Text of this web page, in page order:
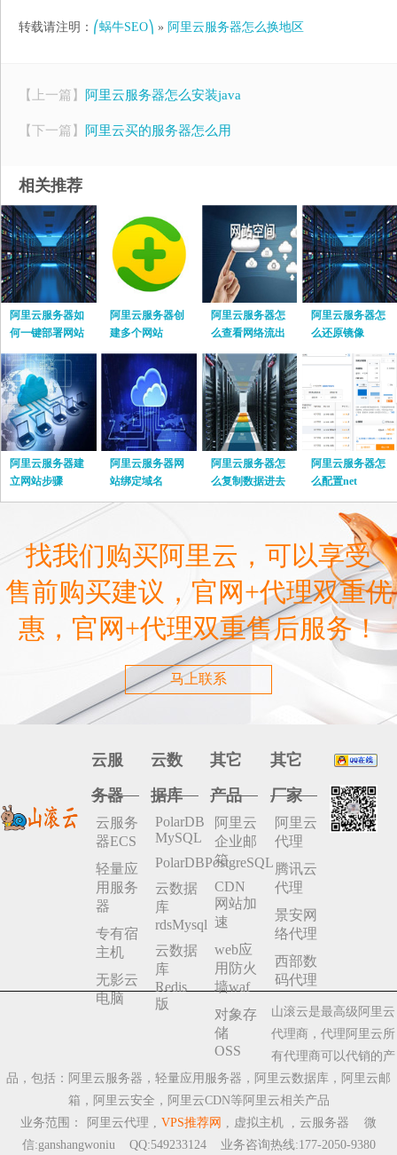
转载请注明： ⎛蜗牛SEO⎞ » 阿里云服务器怎么换地区
【上一篇】 阿里云服务器怎么安装java
【下一篇】 阿里云买的服务器怎么用
相关推荐
阿里云服务器如
何一键部署网站
阿里云服务器创
建多个网站
阿里云服务器怎
么查看网络流出
流量
阿里云服务器怎
么还原镜像
阿里云服务器建
立网站步骤
阿里云服务器网
站绑定域名
阿里云服务器怎
么复制数据进去
阿里云服务器怎
么配置net
找我们购买阿里云，可以享受
售前购买建议，官网+代理双重优
惠，官网+代理双重售后服务！
马上联系
云服
务器
云服务
器ECS
轻量应
用服务
器
专有宿
主机
无影云
电脑
云数
据库
PolarDB
MySQL
PolarDBPostgreSQL
云数据
库
rdsMysql
云数据
库
Redis
版
其它
产品
阿里云
企业邮
箱
CDN
网站加
速
web应
用防火
墙waf
对象存
储
OSS
其它
厂家
阿里云
代理
腾讯云
代理
景安网
络代理
西部数
码代理
山滚云是最高级阿里云
代理商，代理阿里云所
有代理商可以代销的产
品，包括：阿里云服务器，轻量应用服务器，阿里云数据库，阿里云邮
箱，阿里云安全，阿里云CDN等阿里云相关产品
业务范围：
阿里云代理 , VPS推荐网 , 虚拟主机 , 云服务器
微
信:ganshangwoniu QQ:549233124 业务咨询热线:177-2050-9380